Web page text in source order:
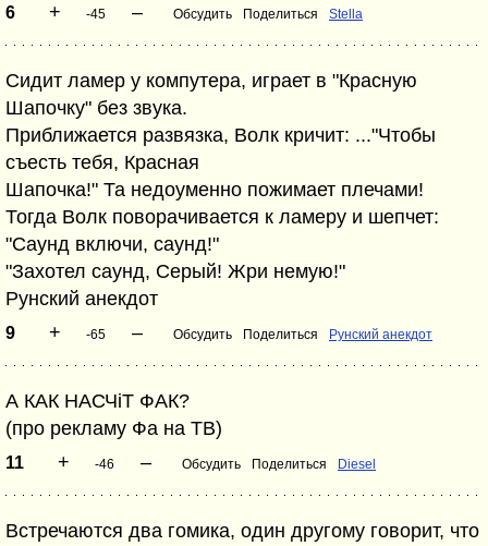
6 + -45 – Обсудить Поделиться Stella
Сидит ламер у компутера, играет в "Красную
Шапочку" без звука.
Приближается развязка, Волк кричит: ..."Чтобы
съесть тебя, Красная
Шапочка!" Та недоуменно пожимает плечами!
Тогда Волк поворачивается к ламеру и шепчет:
"Саунд включи, саунд!"
"Захотел саунд, Серый! Жри немую!"
Рунский анекдот
9 + -65 – Обсудить Поделиться Рунский анекдот
А КАК НАСЧіТ ФАК?
(про рекламу Фа на ТВ)
11 + -46 – Обсудить Поделиться Diesel
Встречаются два гомика, один другому говорит, что